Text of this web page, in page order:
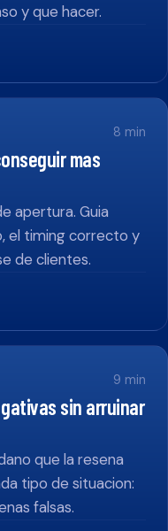
y que hacer.
8 min
mas
apertura. Guia
el timing correcto y
de clientes.
9 min
sin arruinar
que la resena
tipo de situacion:
falsas.